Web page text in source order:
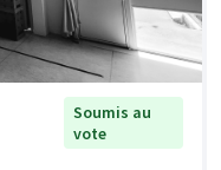
Soumis au
vote